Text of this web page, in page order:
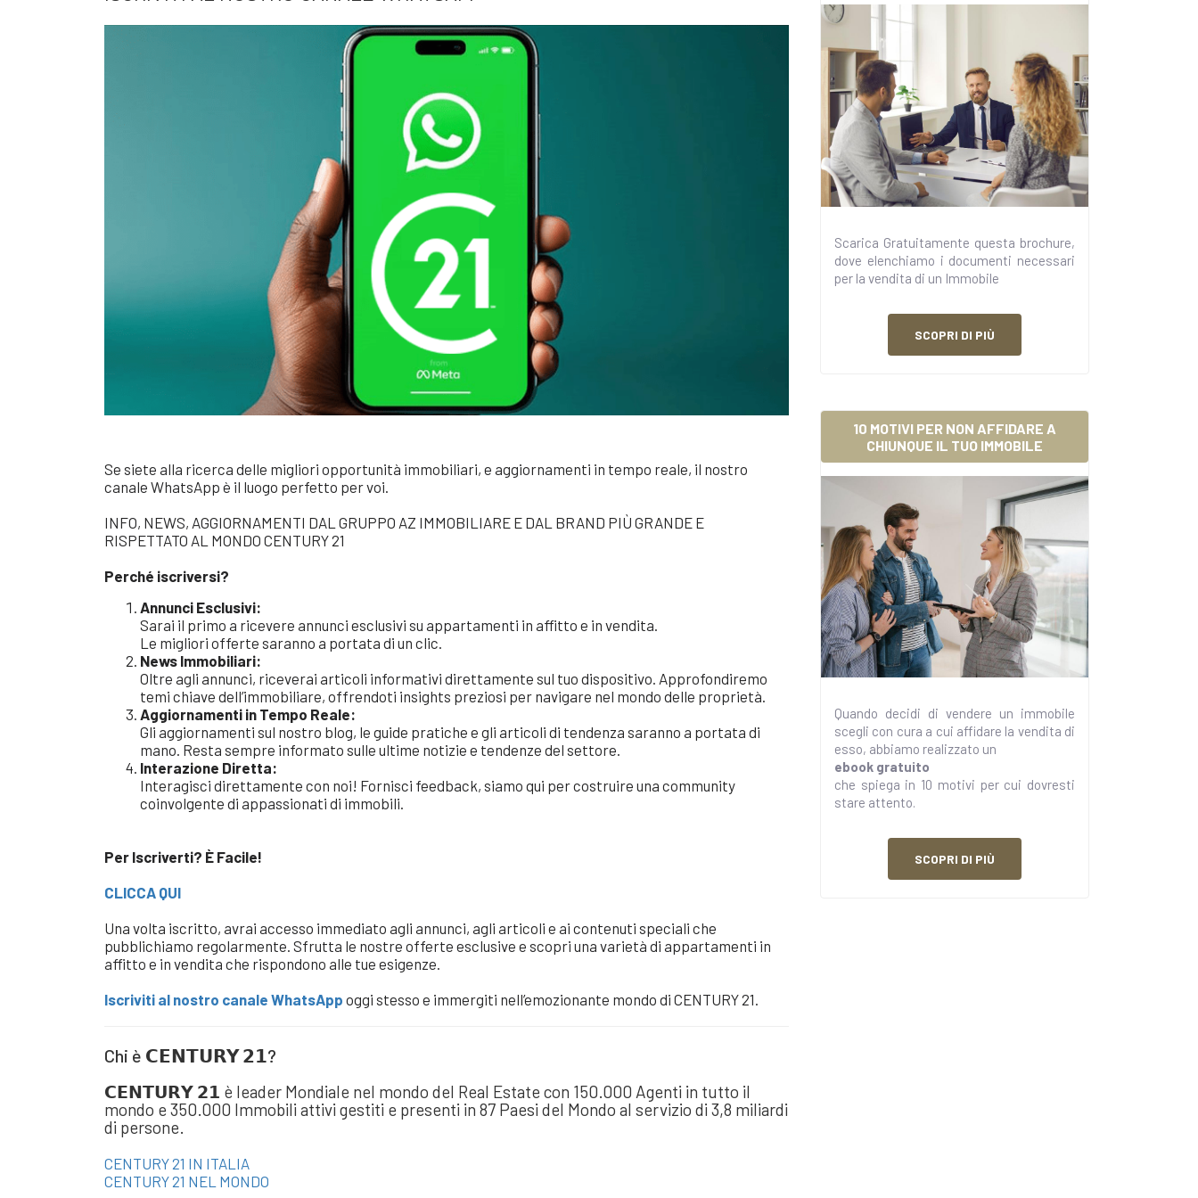
Se siete alla ricerca delle migliori opportunità immobiliari, e aggiornamenti in tempo reale, il nostro
canale WhatsApp è il luogo perfetto per voi.
INFO, NEWS, AGGIORNAMENTI DAL GRUPPO AZ IMMOBILIARE E DAL BRAND PIÙ GRANDE E
RISPETTATO AL MONDO CENTURY 21
Perché iscriversi?
Annunci Esclusivi:
Sarai il primo a ricevere annunci esclusivi su appartamenti in affitto e in vendita.
Le migliori offerte saranno a portata di un clic.
News Immobiliari:
Oltre agli annunci, riceverai articoli informativi direttamente sul tuo dispositivo. Approfondiremo
temi chiave dell’immobiliare, offrendoti insights preziosi per navigare nel mondo delle proprietà.
Aggiornamenti in Tempo Reale:
Gli aggiornamenti sul nostro blog, le guide pratiche e gli articoli di tendenza saranno a portata di
mano. Resta sempre informato sulle ultime notizie e tendenze del settore.
Interazione Diretta:
Interagisci direttamente con noi! Fornisci feedback, siamo qui per costruire una community
coinvolgente di appassionati di immobili.
Per Iscriverti? È Facile!
CLICCA QUI
Una volta iscritto, avrai accesso immediato agli annunci, agli articoli e ai contenuti speciali che
pubblichiamo regolarmente. Sfrutta le nostre offerte esclusive e scopri una varietà di appartamenti in
affitto e in vendita che rispondono alle tue esigenze.
Iscriviti al nostro canale WhatsApp oggi stesso e immergiti nell’emozionante mondo di CENTURY 21.
Chi è 𝗖𝗘𝗡𝗧𝗨𝗥𝗬 𝟮𝟭?
𝗖𝗘𝗡𝗧𝗨𝗥𝗬 𝟮𝟭 è leader Mondiale nel mondo del Real Estate con 150.000 Agenti in tutto il
mondo e 350.000 Immobili attivi gestiti e presenti in 87 Paesi del Mondo al servizio di 3,8 miliardi
di persone.
CENTURY 21 IN ITALIA
CENTURY 21 NEL MONDO
Scarica Gratuitamente questa brochure,
dove elenchiamo i documenti necessari
per la vendita di un Immobile
SCOPRI DI PIÙ
10 MOTIVI PER NON AFFIDARE A
CHIUNQUE IL TUO IMMOBILE
Quando decidi di vendere un immobile
scegli con cura a cui affidare la vendita di
esso, abbiamo realizzato un
ebook gratuito
che spiega in 10 motivi per cui dovresti
stare attento.
SCOPRI DI PIÙ